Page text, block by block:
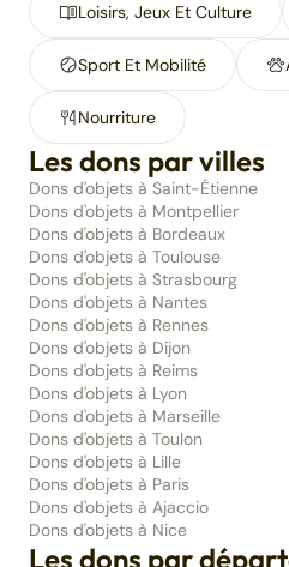
Loisirs, Jeux Et Culture
Sport Et Mobilité
Nourriture
Les dons par villes
Dons d'objets à Saint-Étienne
Dons d'objets à Montpellier
Dons d'objets à Bordeaux
Dons d'objets à Toulouse
Dons d'objets à Strasbourg
Dons d'objets à Nantes
Dons d'objets à Rennes
Dons d'objets à Dijon
Dons d'objets à Reims
Dons d'objets à Lyon
Dons d'objets à Marseille
Dons d'objets à Toulon
Dons d'objets à Lille
Dons d'objets à Paris
Dons d'objets à Ajaccio
Dons d'objets à Nice
Les dons par